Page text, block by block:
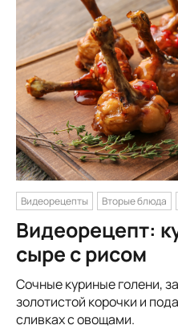
Видеорецепты Вторые блюда
Видеорецепт:
сыре с рисом
Сочные куриные голени,
золотистой корочки и
сливках с овощами.